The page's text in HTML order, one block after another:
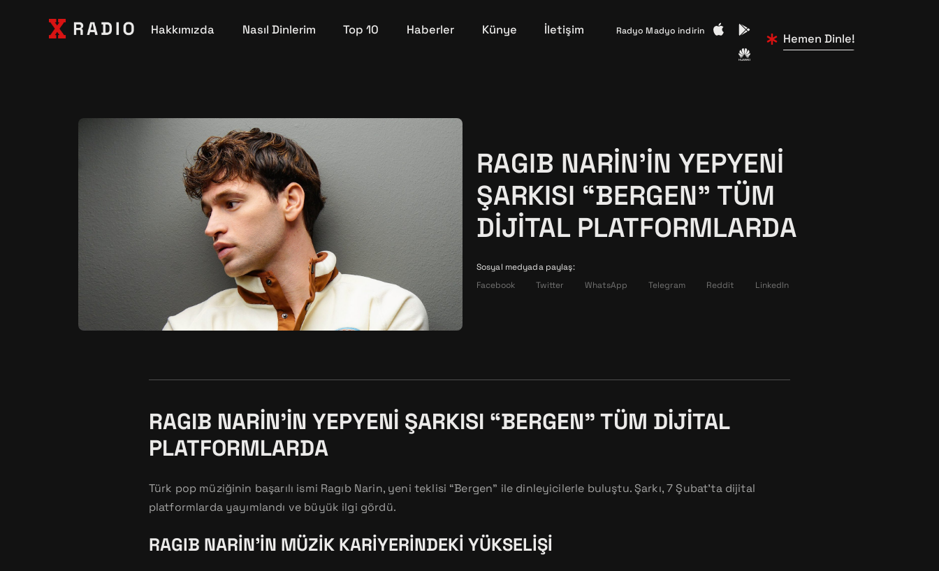
Hakkımızda Nasıl Dinlerim Top 10 Haberler Künye İletişim Radyo Madyo indirin
Hemen Dinle!
RAGIB NARIN’IN YEPYENI
ŞARKISI “BERGEN” TÜM
DIJITAL PLATFORMLARDA
Sosyal medyada paylaş:
Facebook
Twitter WhatsApp Telegram Reddit LinkedIn
RAGIB NARIN’IN YEPYENI ŞARKISI “BERGEN” TÜM DIJITAL
PLATFORMLARDA
Türk pop müziğinin başarılı ismi Ragıb Narin, yeni teklisi “Bergen” ile dinleyicilerle buluştu. Şarkı, 7 Şubat’ta dijital
platformlarda yayımlandı ve büyük ilgi gördü.
RAGIB NARIN’IN MÜZIK KARIYERINDEKI YÜKSELIŞI